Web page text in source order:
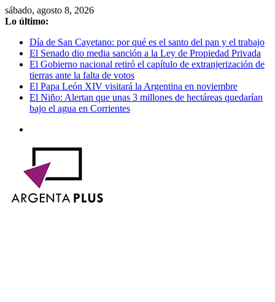
Saltar
al
sábado, agosto 8, 2026
Lo último:
Día de San Cayetano: por qué es el santo del pan y el trabajo
El Senado dio media sanción a la Ley de Propiedad Privada
El Gobierno nacional retiró el capítulo de extranjerización de
tierras ante la falta de votos
El Papa León XIV visitará la Argentina en noviembre
El Niño: Alertan que unas 3 millones de hectáreas quedarían
bajo el agua en Corrientes